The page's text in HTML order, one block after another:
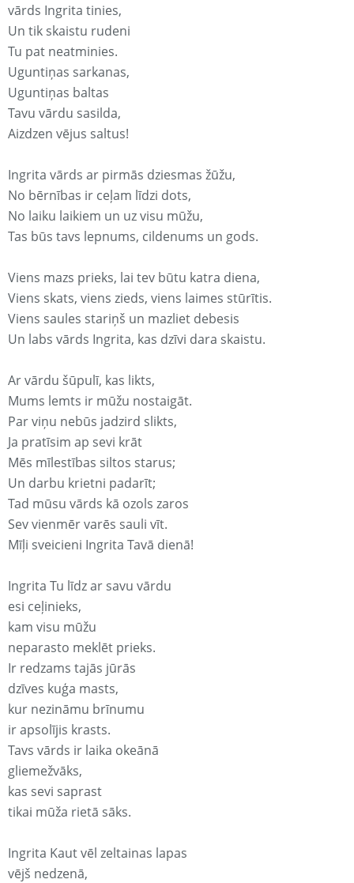
vārds Ingrita tinies,
Un tik skaistu rudeni
Tu pat neatminies.
Uguntiņas sarkanas,
Uguntiņas baltas
Tavu vārdu sasilda,
Aizdzen vējus saltus!
Ingrita vārds ar pirmās dziesmas žūžu,
No bērnības ir ceļam līdzi dots,
No laiku laikiem un uz visu mūžu,
Tas būs tavs lepnums, cildenums un gods.
Viens mazs prieks, lai tev būtu katra diena,
Viens skats, viens zieds, viens laimes stūrītis.
Viens saules stariņš un mazliet debesis
Un labs vārds Ingrita, kas dzīvi dara skaistu.
Ar vārdu šūpulī, kas likts,
Mums lemts ir mūžu nostaigāt.
Par viņu nebūs jadzird slikts,
Ja pratīsim ap sevi krāt
Mēs mīlestības siltos starus;
Un darbu krietni padarīt;
Tad mūsu vārds kā ozols zaros
Sev vienmēr varēs sauli vīt.
Mīļi sveicieni Ingrita Tavā dienā!
Ingrita Tu līdz ar savu vārdu
esi ceļinieks,
kam visu mūžu
neparasto meklēt prieks.
Ir redzams tajās jūrās
dzīves kuģa masts,
kur nezināmu brīnumu
ir apsolījis krasts.
Tavs vārds ir laika okeānā
gliemežvāks,
kas sevi saprast
tikai mūža rietā sāks.
Ingrita Kaut vēl zeltainas lapas
vējš nedzenā,